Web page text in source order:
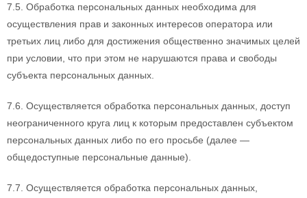
7.5. Обработка персональных данных необходима для
осуществления прав и законных интересов оператора или
третьих лиц либо для достижения общественно значимых целей
при условии, что при этом не нарушаются права и свободы
субъекта персональных данных.
7.6. Осуществляется обработка персональных данных, доступ
неограниченного круга лиц к которым предоставлен субъектом
персональных данных либо по его просьбе (далее —
общедоступные персональные данные).
7.7. Осуществляется обработка персональных данных,